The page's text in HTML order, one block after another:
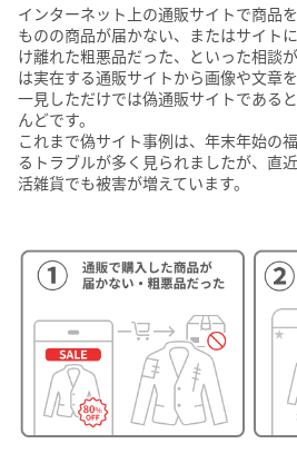
インターネット上の通販サイトで商品
ものの商品が届かない、またはサイト
け離れた粗悪品だった、といった相談
は実在する通販サイトから画像や文章
一見しただけでは偽通販サイトである
んどです。
これまで偽サイト事例は、年末年始の
るトラブルが多く見られましたが、直
活雑貨でも被害が増えています。